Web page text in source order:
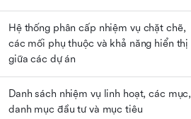
Hệ thống phân cấp nhiệm vụ chặt chẽ,
các mối phụ thuộc và khả năng hiển thị
giữa các dự án
Danh sách nhiệm vụ linh hoạt, các mục,
danh mục đầu tư và mục tiêu